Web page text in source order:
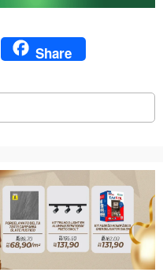
PrintFriendly
Share